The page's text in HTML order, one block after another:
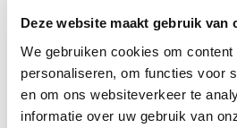
Deze website maakt gebruik van
We gebruiken cookies om
personaliseren, om functies voor
en om ons websiteverkeer te
informatie over uw gebruik van